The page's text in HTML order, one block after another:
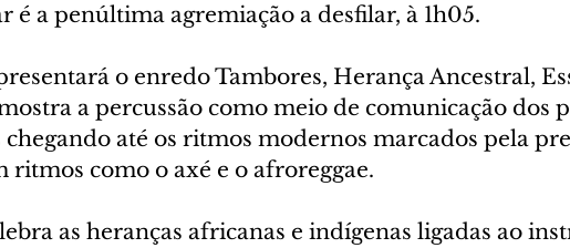
é a penúltima agremiação a desfilar, à 1h05.
o enredo Tambores, Herança Ancestral,
a percussão como meio de comunicação dos
até os ritmos modernos marcados pela
ritmos como o axé e o afroreggae.
as heranças africanas e indígenas ligadas ao